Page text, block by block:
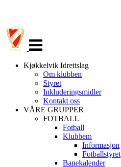
navigasjon
Kjøkkelvik Idrettslag
Om klubben
Styret
Inkluderingsmidler
Kontakt oss
VÅRE GRUPPER
FOTBALL
Fotball
Klubbem
Informasjon
Fotballstyret
Banekalender